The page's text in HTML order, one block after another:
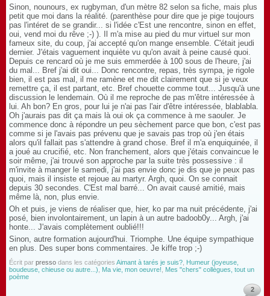
Sinon, nounours, ex rugbyman, d'un mètre 82 selon sa fiche, mais plus
petit que moi dans la réalité. (parenthèse pour dire que je pige toujours
pas l'intéret de se grandir... si l'idée c'Est une rencontre, sinon en effet,
oui, vend moi du rêve ;-) ). Il m'a mise au pied du mur virtuel sur mon
fameux site, du coup, j'ai accepté qu'on mange ensemble. C'était jeudi
dernier. J'étais vaguement inquiète vu qu'on avait à peine causé quoi.
Depuis ce rencard où je me suis emmerdée à 100 sous de l'heure, j'ai
du mal... Bref j'ai dit oui... Donc rencontre, repas, très sympa, je rigole
bien, il est pas mal, il me ramène et me dit clairement que si je veux
remettre ça, il est partant, etc. Bref chouette comme tout... Jusqu'à une
discussion le lendemain. Où il me reproche de pas m'être intéressée à
lui. Ah bon? En gros, pour lui je n'ai pas l'air d'être intéressée, blablabla.
Oh j'aurais pas dit ça mais là oui ok ça commence à me saouler. Je
commence donc à répondre un peu sèchement parce que bon, c'est pas
comme si je l'avais pas prévenu que je savais pas trop où j'en étais
alors qu'il fallait pas s'attendre à grand chose. Bref il m'a enquiquinée, il
a joué au crucifié, etc. Non franchement, alors que j'étais convaincue le
soir même, j'ai trouvé son approche par la suite très possessive : il
m'invite à manger le samedi, j'ai pas envie donc je dis que je peux pas
quoi, mais il insiste et rejoue au martyr. Argh, quoi. On se connait
depuis 30 secondes. C'Est mal barré... On avait causé amitié, mais
même là, non, plus envie.
Oh et puis, je viens de réaliser que, hier, ko par ma nuit précédente, j'ai
posé, bien involontairement, un lapin à un autre badoob0y... Argh, j'ai
honte... J'avais complètement oublié!!!
Sinon, autre formation aujourd'hui. Triomphe. Une équipe sympathique
en plus. Des super bons commentaires. Je kiffe trop ;-)
Écrit par presso dans les catégories Aimant à tarés je suis? Humeur (joyeuse,
boudeuse, chieuse ou autre...)
Ma vie, mon oeuvre!
Mes "chers" collègues, tout un
poème
2